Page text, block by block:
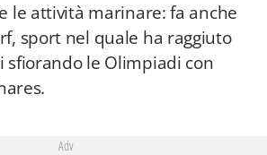
le attività marinare: fa anche
sport nel quale ha raggiuto
le Olimpiadi con
Adv